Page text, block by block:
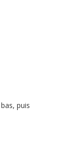
puis